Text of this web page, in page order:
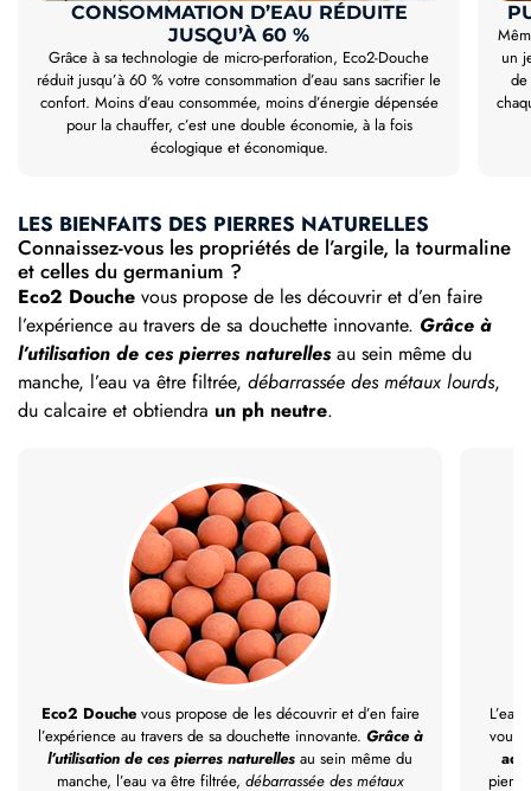
CONSOMMATION D’EAU RÉDUITE
JUSQU’À 60 %
Grâce à sa technologie de micro-perforation, Eco2-Douche
réduit jusqu’à 60 % votre consommation d’eau sans sacrifier le
confort. Moins d’eau consommée, moins d’énergie dépensée
pour la chauffer, c’est une double économie, à la fois
écologique et économique.
un
de
LES BIENFAITS DES PIERRES NATURELLES
Connaissez-vous les propriétés de l’argile, la tourmaline
et celles du germanium ?
Eco2 Douche vous propose de les découvrir et d’en faire
l’expérience au travers de sa douchette innovante. Grâce à
l’utilisation de ces pierres naturelles au sein même du
manche, l’eau va être filtrée, débarrassée des métaux lourds,
du calcaire et obtiendra un ph neutre.
Eco2 Douchevous propose de les découvrir et d’en faire
l’expérience au travers de sa douchette innovante. Grâce à
l’utilisation de ces pierres naturelles au sein même du
manche, l’eau va être filtrée, débarrassée des métaux
vous